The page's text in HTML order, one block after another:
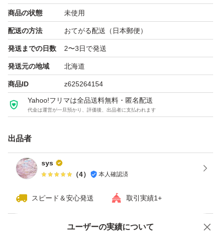
商品の状態 未使用
配送の方法 おてがる配送（日本郵便）
発送までの日数 2〜3日で発送
発送元の地域 北海道
商品ID z625264154
Yahoo!フリマは全品送料無料・匿名配送
代金は運営が一旦預かり、評価後、出品者に支払われます
出品者
sys
（4） 本人確認済
スピード＆安心発送 取引実績1+
ユーザーの実績について
価格の相談 商品への質問